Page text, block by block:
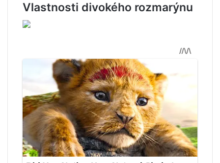
Vlastnosti divokého rozmarýnu